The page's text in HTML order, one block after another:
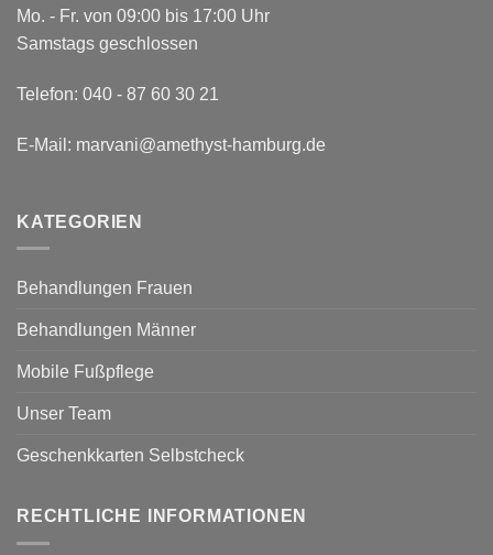
Mo. - Fr. von 09:00 bis 17:00 Uhr
Samstags geschlossen
Telefon: 040 - 87 60 30 21
E-Mail: marvani@amethyst-hamburg.de
KATEGORIEN
Behandlungen Frauen
Behandlungen Männer
Mobile Fußpflege
Unser Team
Geschenkkarten Selbstcheck
RECHTLICHE INFORMATIONEN